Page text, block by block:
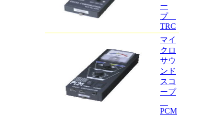
ー
プ
TRC
マイ
クロ
サウ
ンド
スコ
ープ
PCM